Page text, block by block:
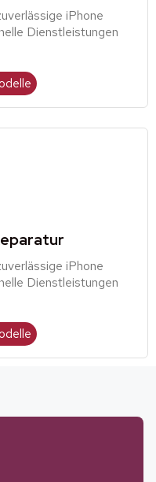
iPhone
Dienstleistungen
iPhone
Dienstleistungen